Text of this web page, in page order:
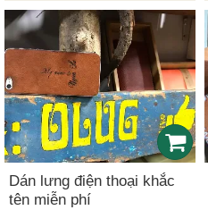
Dán lưng điện thoại khắc
tên miễn phí